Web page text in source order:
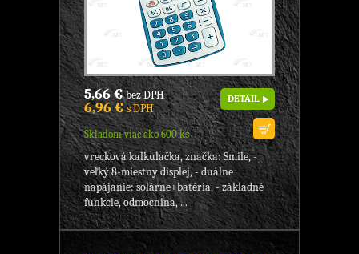
5,66 €bez DPH
6,96 €s DPH
Skladom viac ako 600 ks
DETAIL
vrecková kalkulačka, značka: Smile, -
veľký 8-miestny displej, - duálne
napájanie: solárne+batéria, - základné
funkcie, odmocnina, ...